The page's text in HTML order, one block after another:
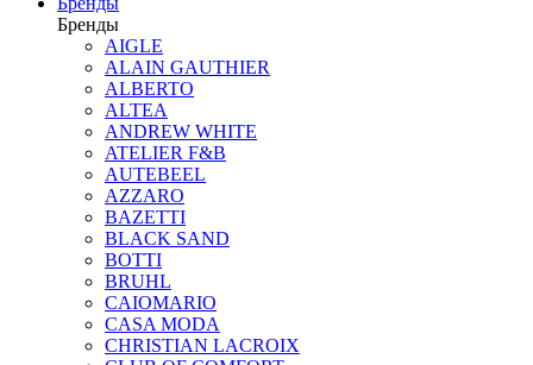
Бренды
AIGLE
ALAIN GAUTHIER
ALBERTO
ALTEA
ANDREW WHITE
ATELIER F&B
AUTEBEEL
AZZARO
BAZETTI
BLACK SAND
BOTTI
BRUHL
CAIOMARIO
CASA MODA
CHRISTIAN LACROIX